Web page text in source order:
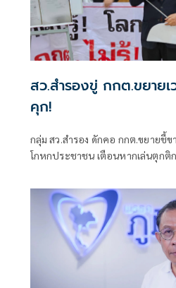
สว.สำรองขู่ กกต.ขยาย
คุก!
กลุ่ม สว.สำรอง ดักคอ กกต.ขยายชี้
โกหกประชาชน เตือนหากเล่นตุกติ